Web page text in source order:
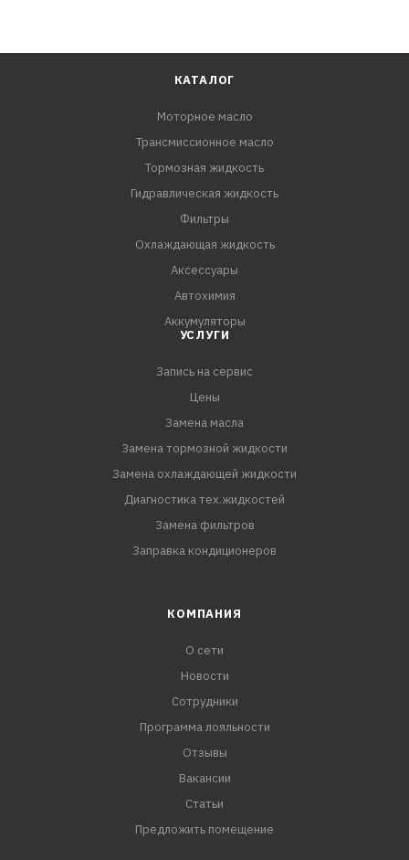
КАТАЛОГ
Моторное масло
Трансмиссионное масло
Тормозная жидкость
Гидравлическая жидкость
Фильтры
Охлаждающая жидкость
Аксессуары
Автохимия
Аккумуляторы
УСЛУГИ
Запись на сервис
Цены
Замена масла
Замена тормозной жидкости
Замена охлаждающей жидкости
Диагностика тех.жидкостей
Замена фильтров
Заправка кондиционеров
КОМПАНИЯ
О сети
Новости
Сотрудники
Программа лояльности
Отзывы
Вакансии
Статьи
Предложить помещение